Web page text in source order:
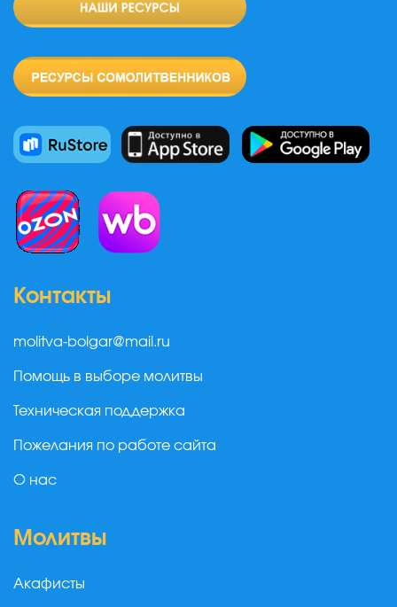
Контакты
molitva-bolgar@mail.ru
Помощь в выборе молитвы
Техническая поддержка
Пожелания по работе сайта
О нас
Молитвы
Акафисты